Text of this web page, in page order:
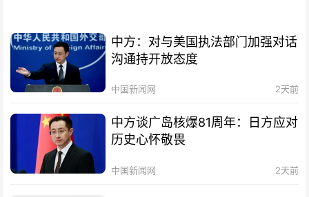
中方：对与美国执法部门加强对话
沟通持开放态度
中国新闻网 2天前
中方谈广岛核爆81周年：日方应对
历史心怀敬畏
中国新闻网 2天前